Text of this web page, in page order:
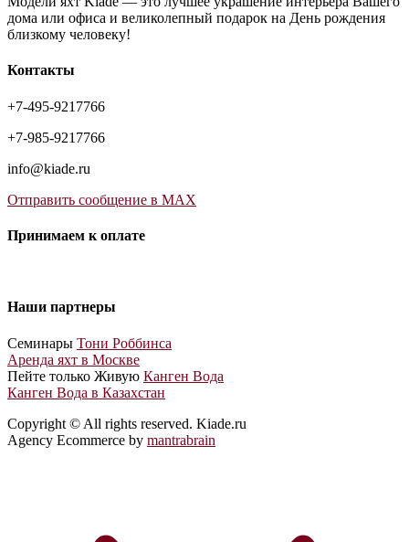
дома или офиса и великолепный подарок на День рождения
близкому человеку!
Контакты
+7-495-9217766
+7-985-9217766
info@kiade.ru
Отправить сообщение в MAX
Принимаем к оплате
Наши партнеры
Cеминары Тони Роббинса
Аренда яхт в Москве
Пейте только Живую Канген Вода
Канген Вода в Казахстан
Copyright © All rights reserved. Kiade.ru
Agency Ecommerce by mantrabrain